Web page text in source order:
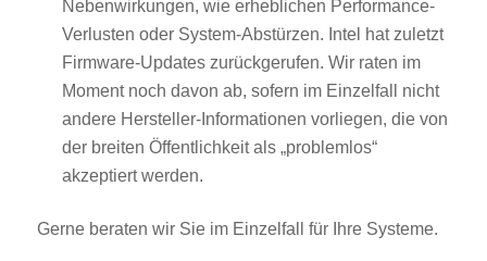
Nebenwirkungen, wie erheblichen Performance-
Verlusten oder System-Abstürzen. Intel hat zuletzt
Firmware-Updates zurückgerufen. Wir raten im
Moment noch davon ab, sofern im Einzelfall nicht
andere Hersteller-Informationen vorliegen, die von
der breiten Öffentlichkeit als „problemlos“
akzeptiert werden.
Gerne beraten wir Sie im Einzelfall für Ihre Systeme.